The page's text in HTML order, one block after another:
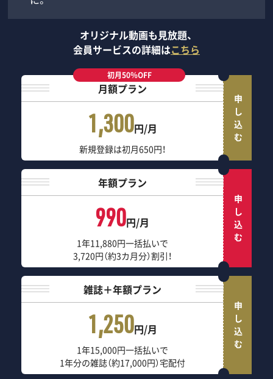
オリジナル動画も見放題、
会員サービスの詳細はこちら
初月50％OFF
月額プラン
1,300円/月
新規登録は初月650円！
申し込む
年額プラン
990円/月
1年11,880円一括払いで
3,720円（約3カ月分）割引！
申し込む
雑誌＋年額プラン
1,250円/月
1年15,000円一括払いで
1年分の雑誌（約17,000円）宅配付
申し込む